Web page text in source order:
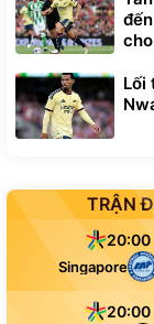
Lối
TRẬN
Singapore